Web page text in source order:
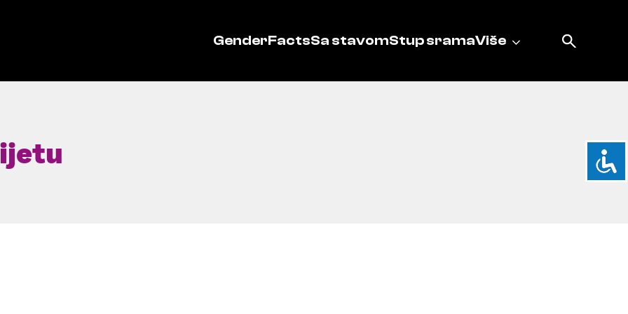
GenderFactsSa stavomStup sramaViše